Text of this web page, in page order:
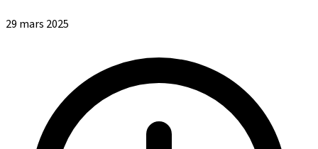
29 mars 2025